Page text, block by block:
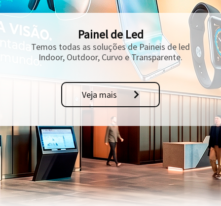
Painel de Led
Temos todas as soluções de Paineis de led
Indoor, Outdoor, Curvo e Transparente.
Veja mais